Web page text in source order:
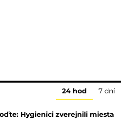
24 hod 7 dní
Hygienici zverejnili miesta